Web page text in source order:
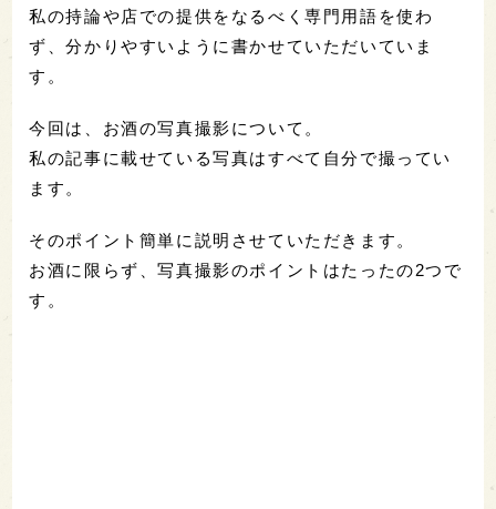
私の持論や店での提供をなるべく専門用語を使わ
ず、分かりやすいように書かせていただいていま
す。
今回は、お酒の写真撮影について。
私の記事に載せている写真はすべて自分で撮ってい
ます。
そのポイント簡単に説明させていただきます。
お酒に限らず、写真撮影のポイントはたったの2つで
す。